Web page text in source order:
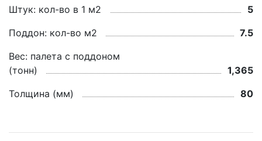
Штук: кол-во в 1 м2
5
Поддон: кол-во м2
7.5
Вес: палета с поддоном
(тонн)
1,365
Толщина (мм)
80